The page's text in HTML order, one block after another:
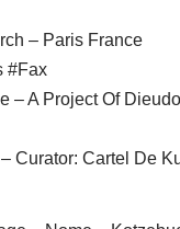
– Paris France
#Fax
– A Project Of
Curator: Cartel De